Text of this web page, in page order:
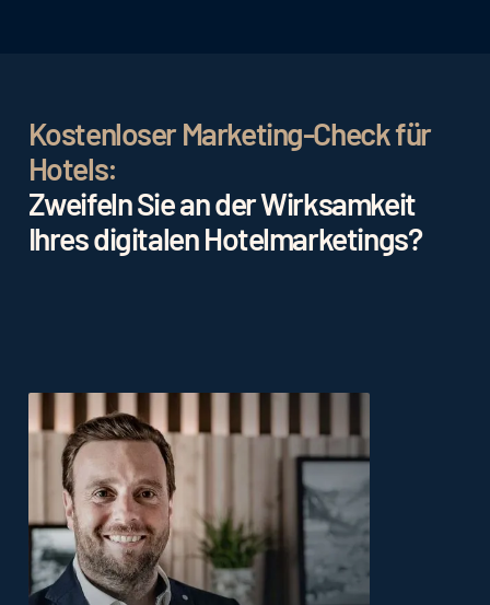
Kostenloser Marketing-Check für
Hotels:
Zweifeln Sie an der Wirksamkeit
Ihres digitalen Hotelmarketings?